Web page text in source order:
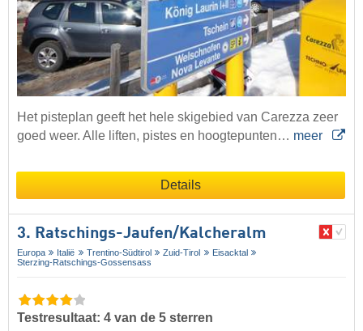
Het pisteplan geeft het hele skigebied van Carezza zeer
goed weer. Alle liften, pistes en hoogtepunten… meer
Details
3. Ratschings-Jaufen/​Kalcheralm
Europa Italië Trentino-Südtirol Zuid-Tirol
Eisacktal
Sterzing-Ratschings-Gossensass
Testresultaat: 4 van de 5 sterren